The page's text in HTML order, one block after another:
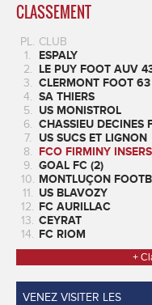
CLASSEMENT
PL. CLUB
1.
ESPALY
2. LE PUY FOOT AUV
3. CLERMONT FOOT
4. SA THIERS
5. US MONISTROL
6. CHASSIEU DECINES
7.
US SUCS ET LIGNON
8. FCO FIRMINY
9. GOAL FC (2)
10. MONTLUÇON
11. US BLAVOZY
12. FC AURILLAC
13. CEYRAT
14. FC RIOM
+
VENEZ VISITER LES